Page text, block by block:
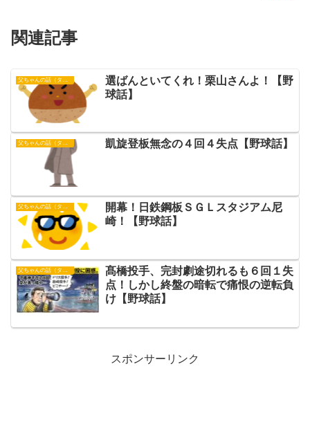
関連記事
選ばんといてくれ！栗山さんよ！【野
球話】
父ちゃんの話（タイガース） 凱旋登板無念の４回４失点【野球話】
父ちゃんの話（タイガース）
開幕！日鉄鋼板ＳＧＬスタジアム尼
崎！【野球話】
父ちゃんの話（タイガース）
髙橋投手、完封劇途切れるも６回１失
点！しかし終盤の暗転で痛恨の逆転負
け【野球話】
スポンサーリンク